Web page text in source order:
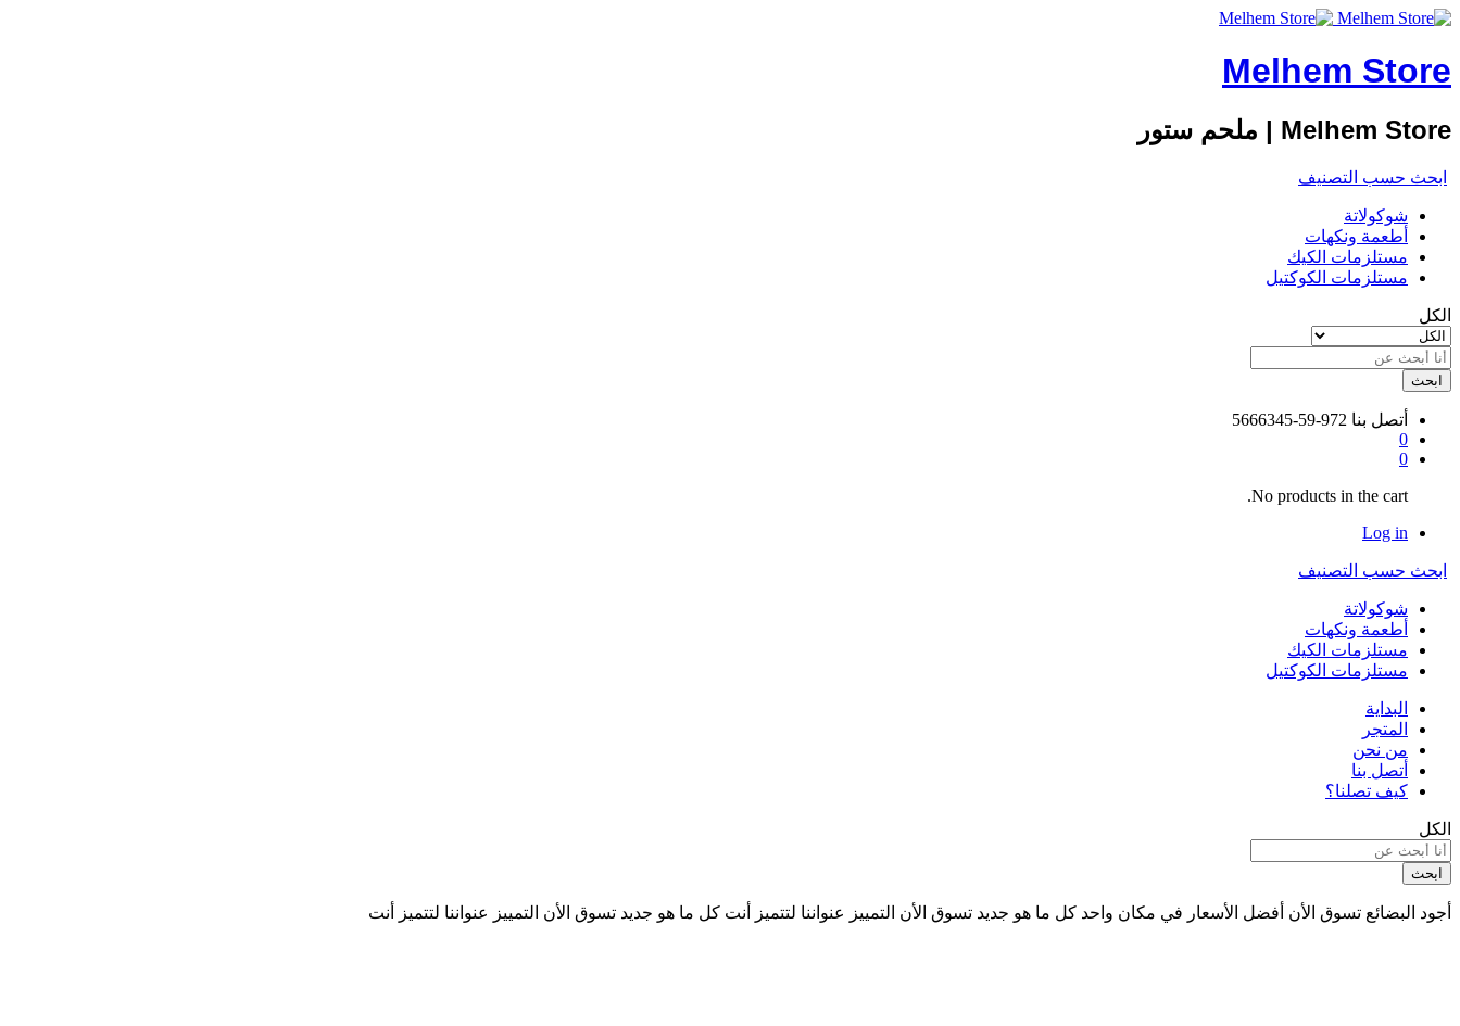
Melhem Store
Melhem Store | ملحم ستور
ابحث حسب التصنيف
شوكولاتة
أطعمة ونكهات
مستلزمات الكيك
مستلزمات الكوكتيل
الكل
ابحث
أتصل بنا 972-59-5666345
0
0
No products in the cart.
Log in
ابحث حسب التصنيف
شوكولاتة
أطعمة ونكهات
مستلزمات الكيك
مستلزمات الكوكتيل
البداية
المتجر
من نحن
أتصل بنا
كيف تصلنا؟
الكل
ابحث
أجود البضائع تسوق الأن أفضل الأسعار في مكان واحد كل ما هو جديد تسوق الأن التمييز عنواننا لتتميز أنت كل ما هو جديد تسوق الأن التمييز عنواننا لتتميز أنت